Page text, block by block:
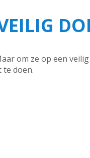
om ze op een
doen.